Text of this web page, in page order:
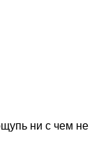
ни с чем не